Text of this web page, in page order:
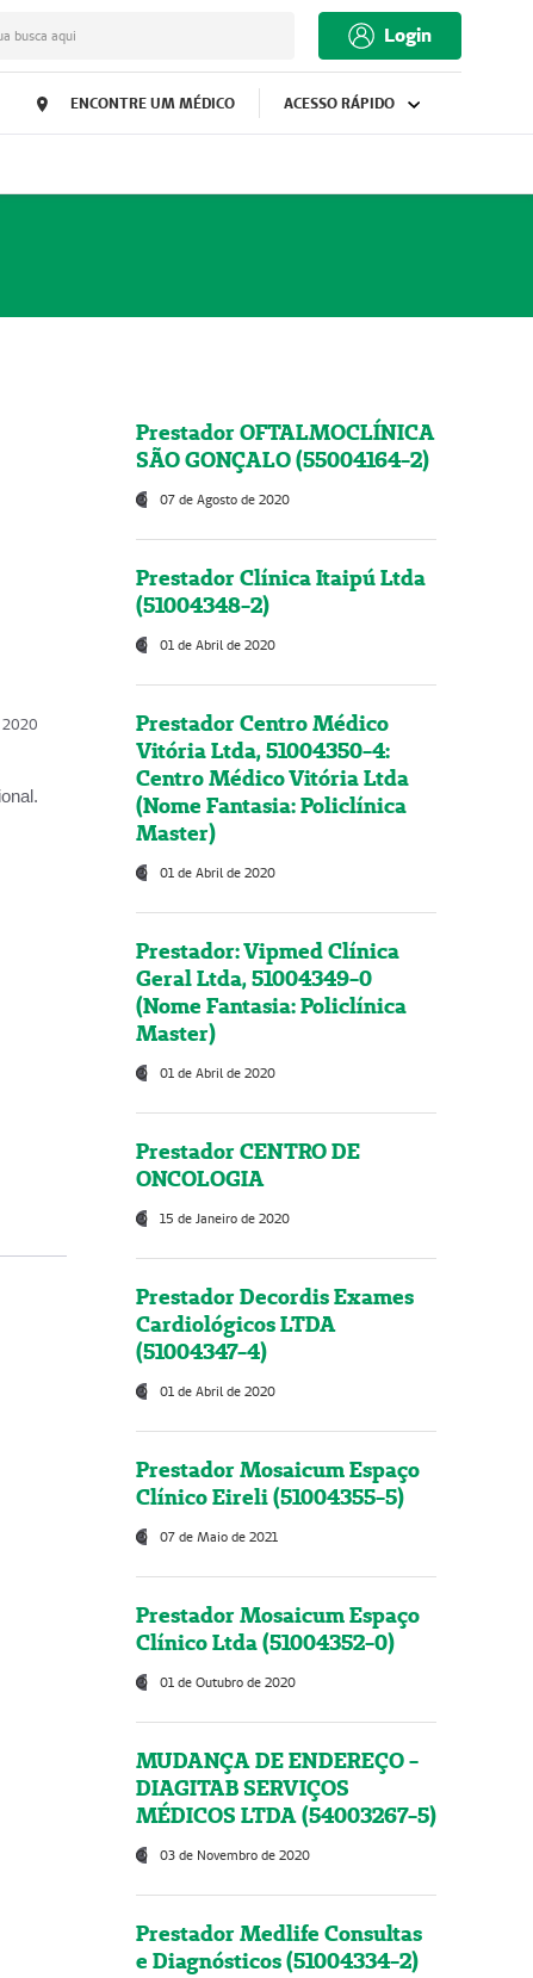
busca aqui Login
ENCONTRE UM MÉDICO ACESSO RÁPIDO
2020
Prestador OFTALMOCLÍNICA
SÃO GONÇALO (55004164-2)
07 de Agosto de 2020
Prestador Clínica Itaipú Ltda
(51004348-2)
01 de Abril de 2020
Prestador Centro Médico
Vitória Ltda, 51004350-4:
Centro Médico Vitória Ltda
(Nome Fantasia: Policlínica
Master)
01 de Abril de 2020
Prestador: Vipmed Clínica
Geral Ltda, 51004349-0
(Nome Fantasia: Policlínica
Master)
01 de Abril de 2020
Prestador CENTRO DE
ONCOLOGIA
15 de Janeiro de 2020
Prestador Decordis Exames
Cardiológicos LTDA
(51004347-4)
01 de Abril de 2020
Prestador Mosaicum Espaço
Clínico Eireli (51004355-5)
07 de Maio de 2021
Prestador Mosaicum Espaço
Clínico Ltda (51004352-0)
01 de Outubro de 2020
MUDANÇA DE ENDEREÇO -
DIAGITAB SERVIÇOS
MÉDICOS LTDA (54003267-5)
03 de Novembro de 2020
Prestador Medlife Consultas
e Diagnósticos (51004334-2)